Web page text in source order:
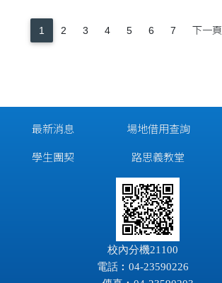
1 2 3 4 5 6 7 下一頁
最新消息
學生團契
場地借用查詢
路思義教堂
校內分機21100
電話︰04-23590226